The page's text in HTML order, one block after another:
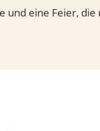
und eine Feier,